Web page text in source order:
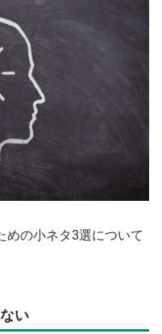
めの小ネタ3選について
い